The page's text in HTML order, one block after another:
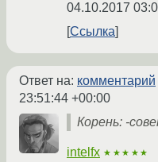
04.10.2017
Ссылка
Ответ на: комментарий
23:51:44 +00:00
Корень: -
intelfx ★★★★★